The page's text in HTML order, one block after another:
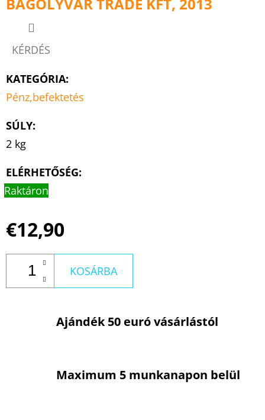
KÉRDÉS
KATEGÓRIA:
Pénz,befektetés
SÚLY:
2 kg
ELÉRHETŐSÉG:
Raktáron
€12,90
KOSÁRBA
Ajándék 50 euró vásárlástól
Maximum 5 munkanapon belül